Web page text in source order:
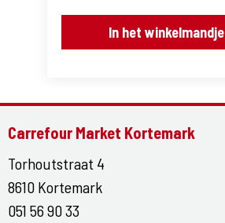
In het winkelmandje
Carrefour Market Kortemark
Torhoutstraat 4
8610 Kortemark
051 56 90 33